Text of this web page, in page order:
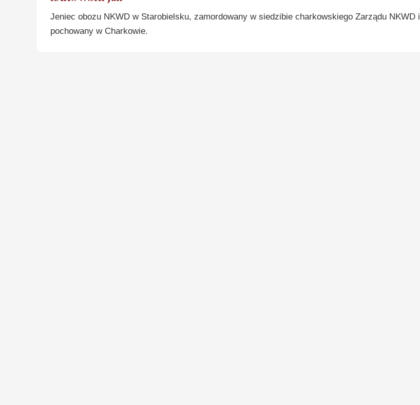
Jeniec obozu NKWD w Starobielsku, zamordowany w siedzibie charkowskiego Zarządu NKWD i
pochowany w Charkowie.